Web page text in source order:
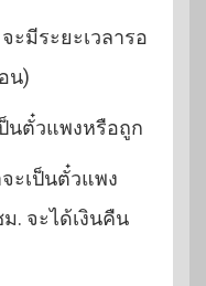
ะมีระยะเวลารอ
น)
นตั๋วแพงหรือถูก
ะเป็นตั๋วแพง
. จะได้เงินคืน